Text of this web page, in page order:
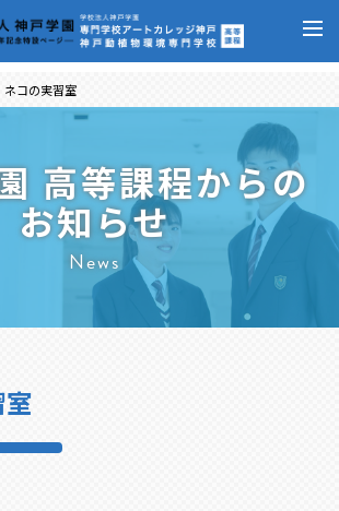
ネコの実習室
高等課程からの
お知らせ
News